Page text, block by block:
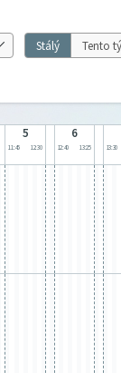
Stálý Tento
5
11:45 12:30
6
12:40 13:25 13:30